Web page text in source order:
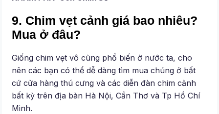
9. Chim vẹt cảnh giá bao nhiêu?
Mua ở đâu?
Giống chim vẹt vô cùng phổ biến ở nước ta, cho
nên các bạn có thể dễ dàng tìm mua chúng ở bất
cứ cửa hàng thú cưng và các diễn đàn chim cảnh
bất kỳ trên địa bàn Hà Nội, Cần Thơ và Tp Hồ Chí
Minh.